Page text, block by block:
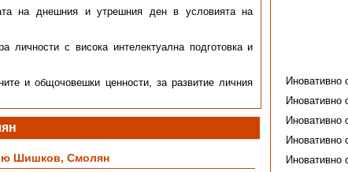
на днешния и утрешния ден в условията на
личности с висока интелектуална подготовка и
и общочовешки ценности, за развитие личния
Иновативно
Иновативно
Иновативно
Иновативно
Иновативно
Шишков, Смолян